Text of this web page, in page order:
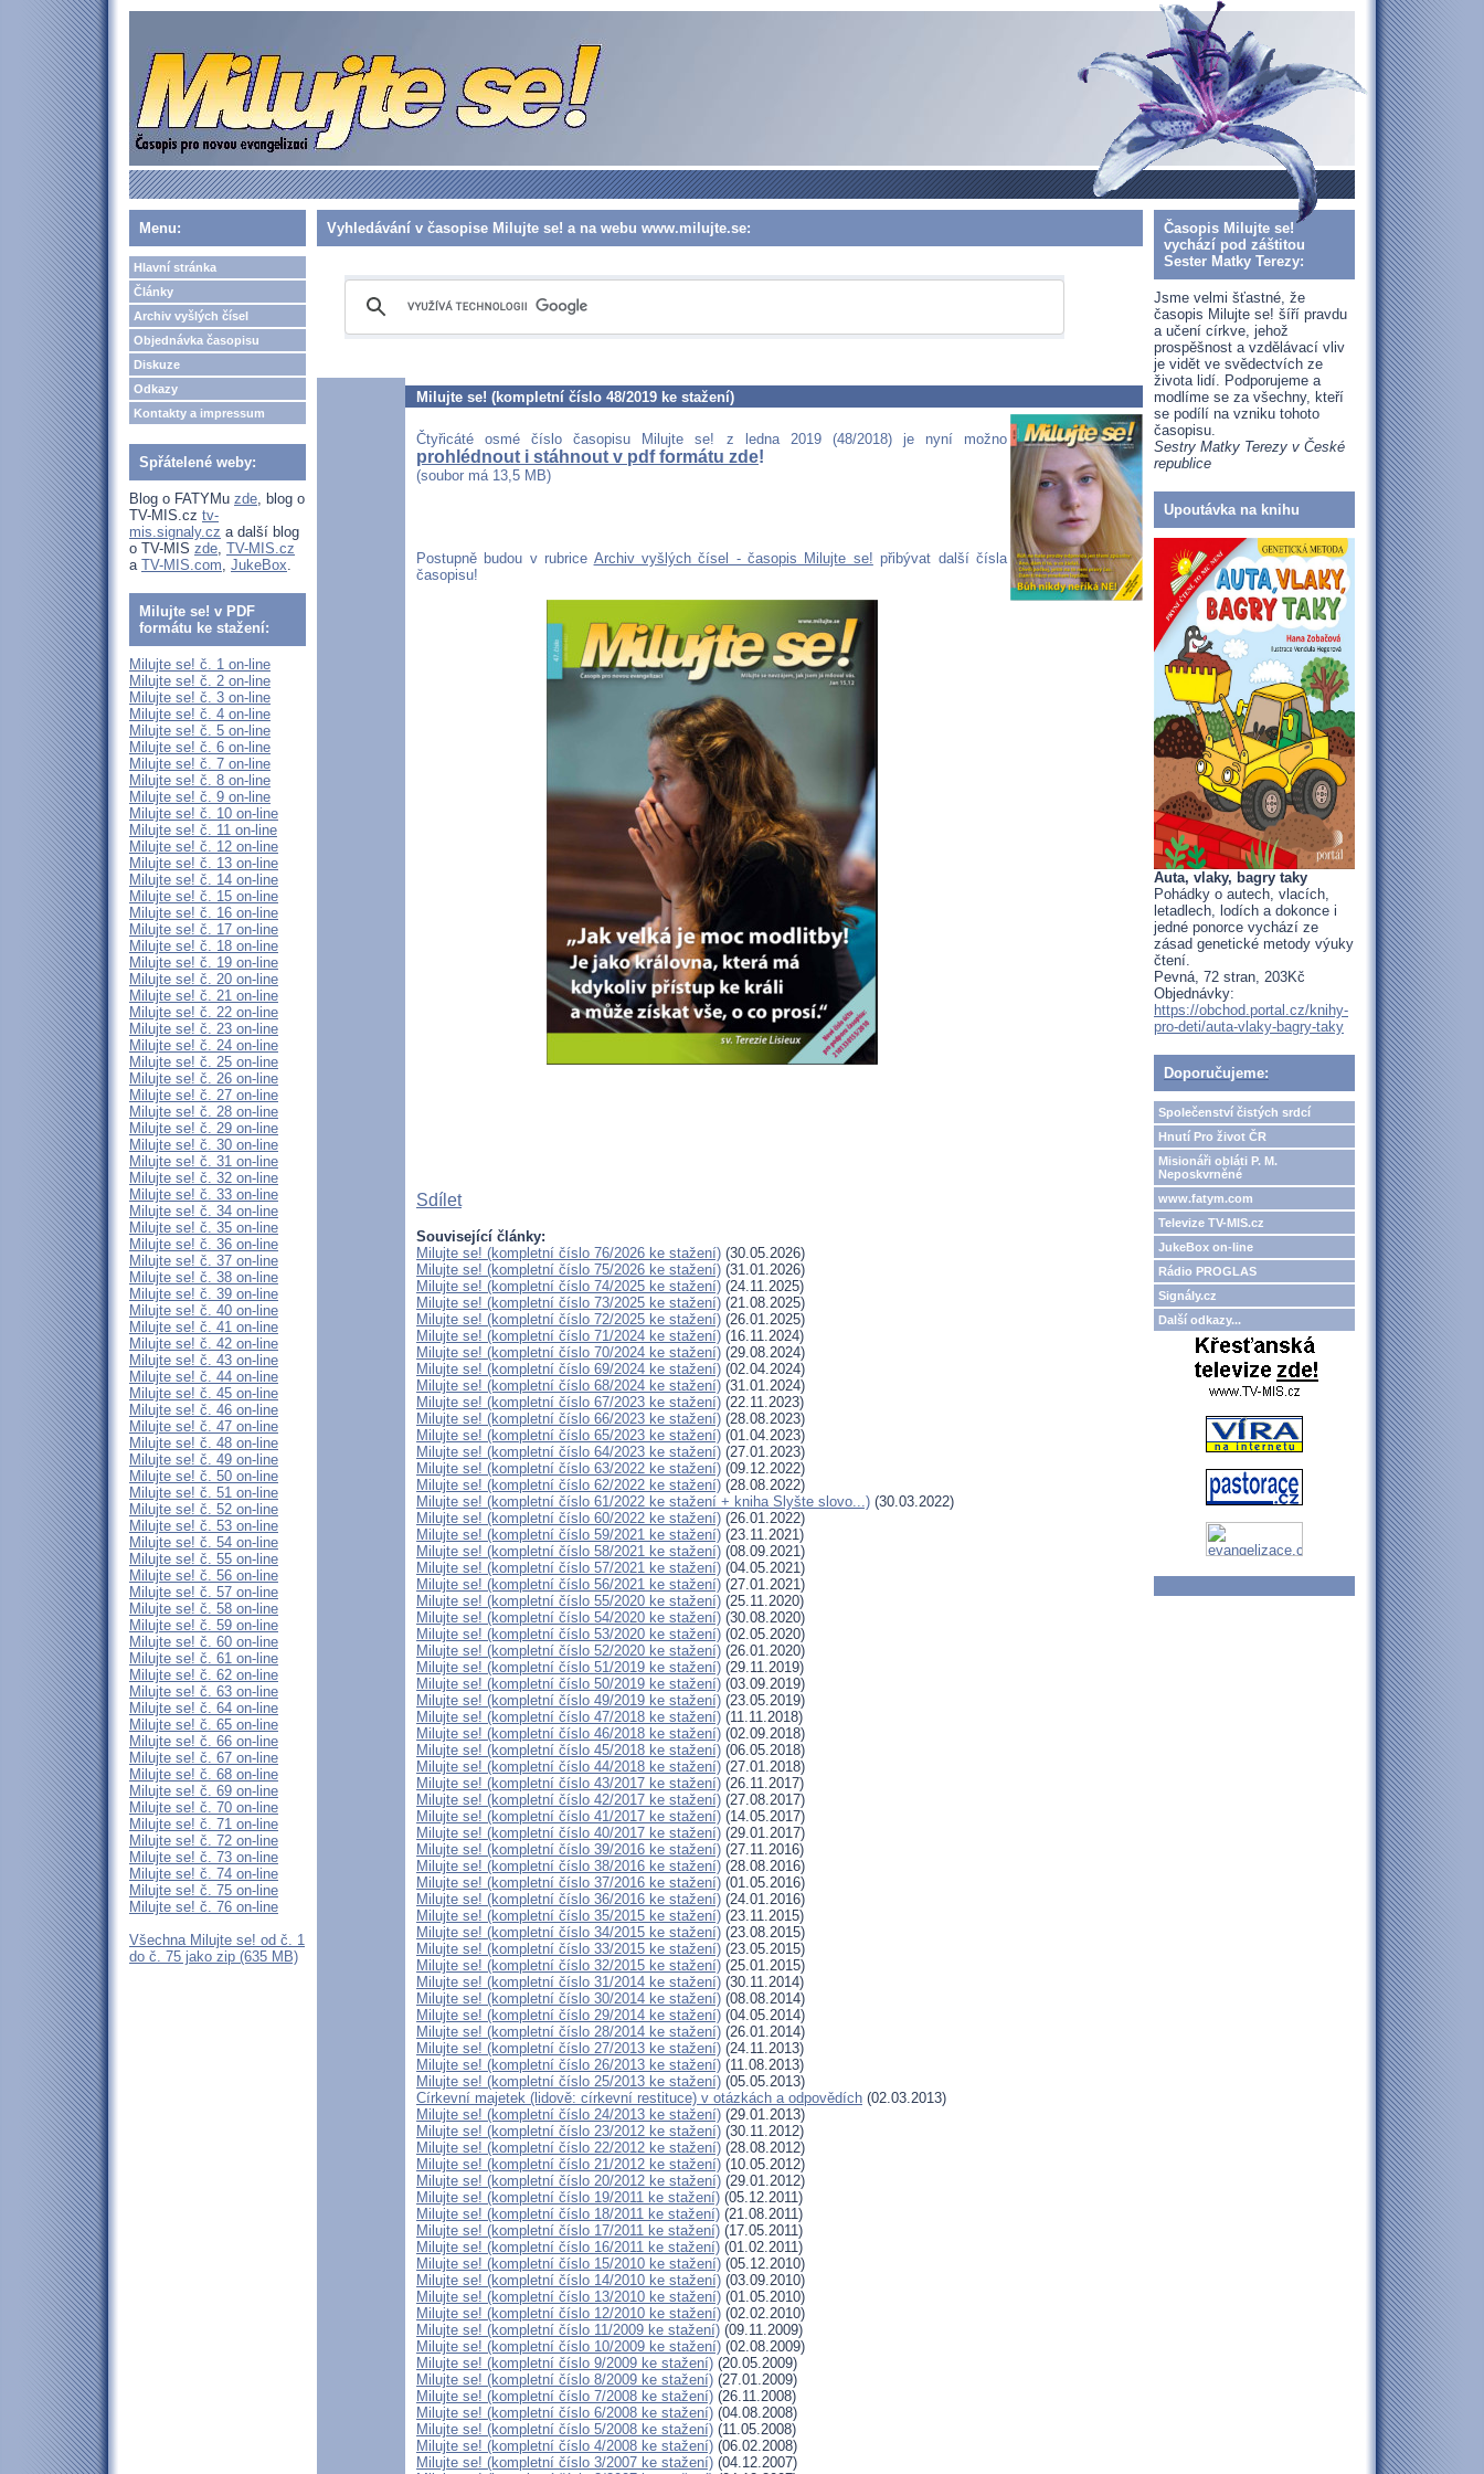
Menu:
Hlavní stránka
Články
Archiv vyšlých čísel
Objednávka časopisu
Diskuze
Odkazy
Kontakty a impressum
Spřátelené weby:
Blog o FATYMu zde, blog o
TV-MIS.cz tv-
mis.signaly.cz a další blog
o TV-MIS zde, TV-MIS.cz
a TV-MIS.com, JukeBox.
Milujte se! v PDF
formátu ke stažení:
Milujte se! č. 1 on-line
Milujte se! č. 2 on-line
Milujte se! č. 3 on-line
Milujte se! č. 4 on-line
Milujte se! č. 5 on-line
Milujte se! č. 6 on-line
Milujte se! č. 7 on-line
Milujte se! č. 8 on-line
Milujte se! č. 9 on-line
Milujte se! č. 10 on-line
Milujte se! č. 11 on-line
Milujte se! č. 12 on-line
Milujte se! č. 13 on-line
Milujte se! č. 14 on-line
Milujte se! č. 15 on-line
Milujte se! č. 16 on-line
Milujte se! č. 17 on-line
Milujte se! č. 18 on-line
Milujte se! č. 19 on-line
Milujte se! č. 20 on-line
Milujte se! č. 21 on-line
Milujte se! č. 22 on-line
Milujte se! č. 23 on-line
Milujte se! č. 24 on-line
Milujte se! č. 25 on-line
Milujte se! č. 26 on-line
Milujte se! č. 27 on-line
Milujte se! č. 28 on-line
Milujte se! č. 29 on-line
Milujte se! č. 30 on-line
Milujte se! č. 31 on-line
Milujte se! č. 32 on-line
Milujte se! č. 33 on-line
Milujte se! č. 34 on-line
Milujte se! č. 35 on-line
Milujte se! č. 36 on-line
Milujte se! č. 37 on-line
Milujte se! č. 38 on-line
Milujte se! č. 39 on-line
Milujte se! č. 40 on-line
Milujte se! č. 41 on-line
Milujte se! č. 42 on-line
Milujte se! č. 43 on-line
Milujte se! č. 44 on-line
Milujte se! č. 45 on-line
Milujte se! č. 46 on-line
Milujte se! č. 47 on-line
Milujte se! č. 48 on-line
Milujte se! č. 49 on-line
Milujte se! č. 50 on-line
Milujte se! č. 51 on-line
Milujte se! č. 52 on-line
Milujte se! č. 53 on-line
Milujte se! č. 54 on-line
Milujte se! č. 55 on-line
Milujte se! č. 56 on-line
Milujte se! č. 57 on-line
Milujte se! č. 58 on-line
Milujte se! č. 59 on-line
Milujte se! č. 60 on-line
Milujte se! č. 61 on-line
Milujte se! č. 62 on-line
Milujte se! č. 63 on-line
Milujte se! č. 64 on-line
Milujte se! č. 65 on-line
Milujte se! č. 66 on-line
Milujte se! č. 67 on-line
Milujte se! č. 68 on-line
Milujte se! č. 69 on-line
Milujte se! č. 70 on-line
Milujte se! č. 71 on-line
Milujte se! č. 72 on-line
Milujte se! č. 73 on-line
Milujte se! č. 74 on-line
Milujte se! č. 75 on-line
Milujte se! č. 76 on-line
Všechna Milujte se! od č. 1
do č. 75 jako zip (635 MB)
Vyhledávání v časopise Milujte se! a na webu www.milujte.se:
Milujte se! (kompletní číslo 48/2019 ke stažení)
Čtyřicáté osmé číslo časopisu Milujte se! z ledna 2019 (48/2018) je nyní možno
prohlédnout i stáhnout v pdf formátu zde!
(soubor má 13,5 MB)
Postupně budou v rubrice Archiv vyšlých čísel - časopis Milujte se! přibývat další čísla
časopisu!
Sdílet
Související články:
Milujte se! (kompletní číslo 76/2026 ke stažení) (30.05.2026)
Milujte se! (kompletní číslo 75/2026 ke stažení) (31.01.2026)
Milujte se! (kompletní číslo 74/2025 ke stažení) (24.11.2025)
Milujte se! (kompletní číslo 73/2025 ke stažení) (21.08.2025)
Milujte se! (kompletní číslo 72/2025 ke stažení) (26.01.2025)
Milujte se! (kompletní číslo 71/2024 ke stažení) (16.11.2024)
Milujte se! (kompletní číslo 70/2024 ke stažení) (29.08.2024)
Milujte se! (kompletní číslo 69/2024 ke stažení) (02.04.2024)
Milujte se! (kompletní číslo 68/2024 ke stažení) (31.01.2024)
Milujte se! (kompletní číslo 67/2023 ke stažení) (22.11.2023)
Milujte se! (kompletní číslo 66/2023 ke stažení) (28.08.2023)
Milujte se! (kompletní číslo 65/2023 ke stažení) (01.04.2023)
Milujte se! (kompletní číslo 64/2023 ke stažení) (27.01.2023)
Milujte se! (kompletní číslo 63/2022 ke stažení) (09.12.2022)
Milujte se! (kompletní číslo 62/2022 ke stažení) (28.08.2022)
Milujte se! (kompletní číslo 61/2022 ke stažení + kniha Slyšte slovo...) (30.03.2022)
Milujte se! (kompletní číslo 60/2022 ke stažení) (26.01.2022)
Milujte se! (kompletní číslo 59/2021 ke stažení) (23.11.2021)
Milujte se! (kompletní číslo 58/2021 ke stažení) (08.09.2021)
Milujte se! (kompletní číslo 57/2021 ke stažení) (04.05.2021)
Milujte se! (kompletní číslo 56/2021 ke stažení) (27.01.2021)
Milujte se! (kompletní číslo 55/2020 ke stažení) (25.11.2020)
Milujte se! (kompletní číslo 54/2020 ke stažení) (30.08.2020)
Milujte se! (kompletní číslo 53/2020 ke stažení) (02.05.2020)
Milujte se! (kompletní číslo 52/2020 ke stažení) (26.01.2020)
Milujte se! (kompletní číslo 51/2019 ke stažení) (29.11.2019)
Milujte se! (kompletní číslo 50/2019 ke stažení) (03.09.2019)
Milujte se! (kompletní číslo 49/2019 ke stažení) (23.05.2019)
Milujte se! (kompletní číslo 47/2018 ke stažení) (11.11.2018)
Milujte se! (kompletní číslo 46/2018 ke stažení) (02.09.2018)
Milujte se! (kompletní číslo 45/2018 ke stažení) (06.05.2018)
Milujte se! (kompletní číslo 44/2018 ke stažení) (27.01.2018)
Milujte se! (kompletní číslo 43/2017 ke stažení) (26.11.2017)
Milujte se! (kompletní číslo 42/2017 ke stažení) (27.08.2017)
Milujte se! (kompletní číslo 41/2017 ke stažení) (14.05.2017)
Milujte se! (kompletní číslo 40/2017 ke stažení) (29.01.2017)
Milujte se! (kompletní číslo 39/2016 ke stažení) (27.11.2016)
Milujte se! (kompletní číslo 38/2016 ke stažení) (28.08.2016)
Milujte se! (kompletní číslo 37/2016 ke stažení) (01.05.2016)
Milujte se! (kompletní číslo 36/2016 ke stažení) (24.01.2016)
Milujte se! (kompletní číslo 35/2015 ke stažení) (23.11.2015)
Milujte se! (kompletní číslo 34/2015 ke stažení) (23.08.2015)
Milujte se! (kompletní číslo 33/2015 ke stažení) (23.05.2015)
Milujte se! (kompletní číslo 32/2015 ke stažení) (25.01.2015)
Milujte se! (kompletní číslo 31/2014 ke stažení) (30.11.2014)
Milujte se! (kompletní číslo 30/2014 ke stažení) (08.08.2014)
Milujte se! (kompletní číslo 29/2014 ke stažení) (04.05.2014)
Milujte se! (kompletní číslo 28/2014 ke stažení) (26.01.2014)
Milujte se! (kompletní číslo 27/2013 ke stažení) (24.11.2013)
Milujte se! (kompletní číslo 26/2013 ke stažení) (11.08.2013)
Milujte se! (kompletní číslo 25/2013 ke stažení) (05.05.2013)
Církevní majetek (lidově: církevní restituce) v otázkách a odpovědích (02.03.2013)
Milujte se! (kompletní číslo 24/2013 ke stažení) (29.01.2013)
Milujte se! (kompletní číslo 23/2012 ke stažení) (30.11.2012)
Milujte se! (kompletní číslo 22/2012 ke stažení) (28.08.2012)
Milujte se! (kompletní číslo 21/2012 ke stažení) (10.05.2012)
Milujte se! (kompletní číslo 20/2012 ke stažení) (29.01.2012)
Milujte se! (kompletní číslo 19/2011 ke stažení) (05.12.2011)
Milujte se! (kompletní číslo 18/2011 ke stažení) (21.08.2011)
Milujte se! (kompletní číslo 17/2011 ke stažení) (17.05.2011)
Milujte se! (kompletní číslo 16/2011 ke stažení) (01.02.2011)
Milujte se! (kompletní číslo 15/2010 ke stažení) (05.12.2010)
Milujte se! (kompletní číslo 14/2010 ke stažení) (03.09.2010)
Milujte se! (kompletní číslo 13/2010 ke stažení) (01.05.2010)
Milujte se! (kompletní číslo 12/2010 ke stažení) (02.02.2010)
Milujte se! (kompletní číslo 11/2009 ke stažení) (09.11.2009)
Milujte se! (kompletní číslo 10/2009 ke stažení) (02.08.2009)
Milujte se! (kompletní číslo 9/2009 ke stažení) (20.05.2009)
Milujte se! (kompletní číslo 8/2009 ke stažení) (27.01.2009)
Milujte se! (kompletní číslo 7/2008 ke stažení) (26.11.2008)
Milujte se! (kompletní číslo 6/2008 ke stažení) (04.08.2008)
Milujte se! (kompletní číslo 5/2008 ke stažení) (11.05.2008)
Milujte se! (kompletní číslo 4/2008 ke stažení) (06.02.2008)
Milujte se! (kompletní číslo 3/2007 ke stažení) (04.12.2007)
Časopis Milujte se!
vychází pod záštitou
Sester Matky Terezy:
Jsme velmi šťastné, že
časopis Milujte se! šíří pravdu
a učení církve, jehož
prospěšnost a vzdělávací vliv
je vidět ve svědectvích ze
života lidí. Podporujeme a
modlíme se za všechny, kteří
se podílí na vzniku tohoto
časopisu.
Sestry Matky Terezy v České
republice
Upoutávka na knihu
Auta, vlaky, bagry taky
Pohádky o autech, vlacích,
letadlech, lodích a dokonce i
jedné ponorce vychází ze
zásad genetické metody výuky
čtení.
Pevná, 72 stran, 203Kč
Objednávky:
https://obchod.portal.cz/knihy-
pro-deti/auta-vlaky-bagry-taky
Doporučujeme:
Společenství čistých srdcí
Hnutí Pro život ČR
Misionáři obláti P. M.
Neposkvrněné
www.fatym.com
Televize TV-MIS.cz
JukeBox on-line
Rádio PROGLAS
Signály.cz
Další odkazy...